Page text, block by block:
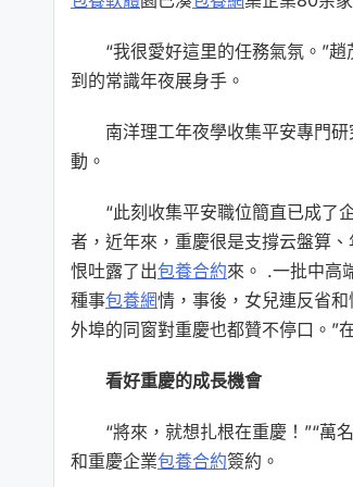
“我很愛好這里的任務氣氛。”
到的常識年夜展身手。
南洋理工年夜學收集平安專門
動。
“此刻收集平安職位簡直已成了
者，近年來，重慶很是支撐云盤算
恨吐露了出包養合約來。 .一批中高
種事包養網情，事後，女兒連反省
外埠的同窗對重慶也都贊不停口。”
看好重慶的成長機會
“將來，就想扎根在重慶！”“萬
和重慶企業包養合約簽約。